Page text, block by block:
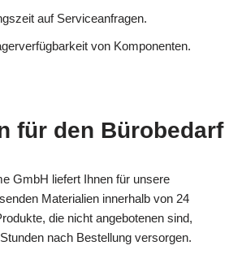
auf Serviceanfragen.
von Komponenten.
für den Bürobedarf
GmbH liefert Ihnen für unsere
Materialien innerhalb von 24
die nicht angebotenen sind,
nach Bestellung versorgen.